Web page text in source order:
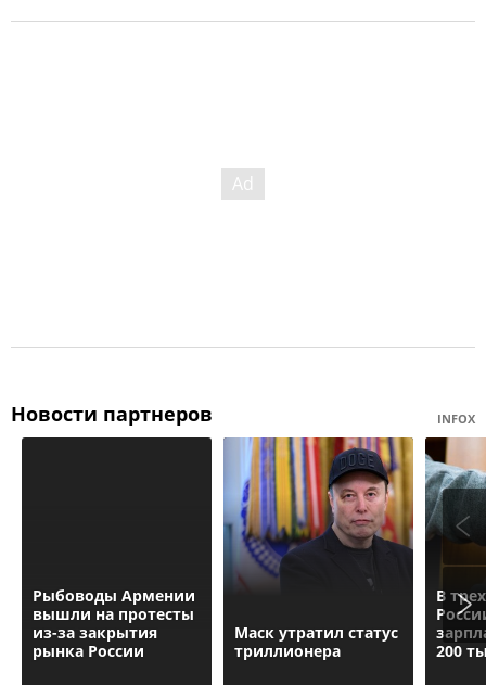
Новости партнеров INFOX
Рыбоводы Армении
вышли на протесты
из-за закрытия
рынка России
Маск утратил статус
триллионера
В
200